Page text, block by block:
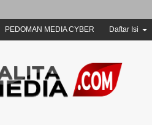
PEDOMAN MEDIA CYBER Daftar Isi